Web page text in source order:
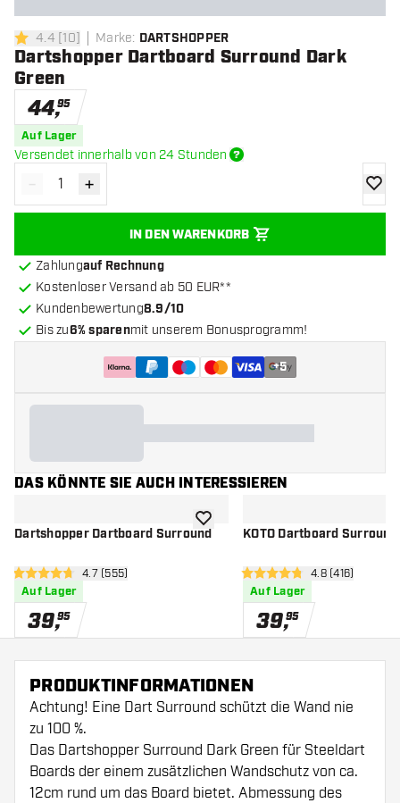
4.4 Bewertungssterne
4.4 [10] Marke: DARTSHOPPER
Dartshopper Dartboard Surround Dark
Green
44,95
Auf Lager
Versendet innerhalb von 24 Stunden
Menge verringern
- Menge erhöhen
+
IN DEN WARENKORB
Zur
Zahlungauf Rechnung
Kostenloser Versand ab 50 EUR**
Kundenbewertung8.9/10
Bis zu6% sparenmit unserem Bonusprogramm!
+5
DAS KÖNNTE SIE AUCH INTERESSIEREN
Dartshopper Dartboard Surround
Bewertungsbereich öffnen
4.7 Bewertungssterne
4.7 (555)
Auf Lager
39,95
Zur Wunschliste hinzufügen
KOTO Dartboard Surround
4.8 Bewertungssterne
4.8 (416)
Auf Lager
39,95
PRODUKTINFORMATIONEN
Achtung! Eine Dart Surround schützt die Wand nie
zu 100 %.
Das Dartshopper Surround Dark Green für Steeldart
Boards der einem zusätzlichen Wandschutz von ca.
12cm rund um das Board bietet. Abmessung des